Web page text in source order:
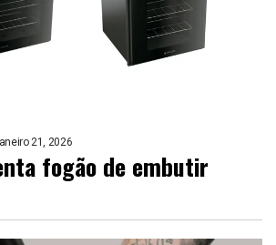
21, 2026
fogão de embutir